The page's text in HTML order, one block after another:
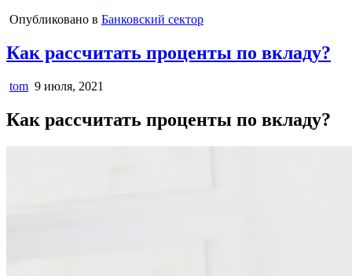
Опубликовано в Банковский сектор
Как рассчитать проценты по вкладу?
tom 9 июля, 2021
Как рассчитать проценты по вкладу?